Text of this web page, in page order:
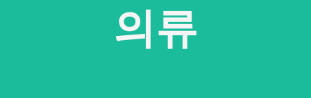
의류
티셔츠, 모자, 후드티 등 맞춤 의류 맞춤 설정하기